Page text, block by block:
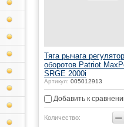
Тяга рычага
оборотов Patriot
SRGE 2000i
Артикул: 005012913
Добавить к
Количество: −